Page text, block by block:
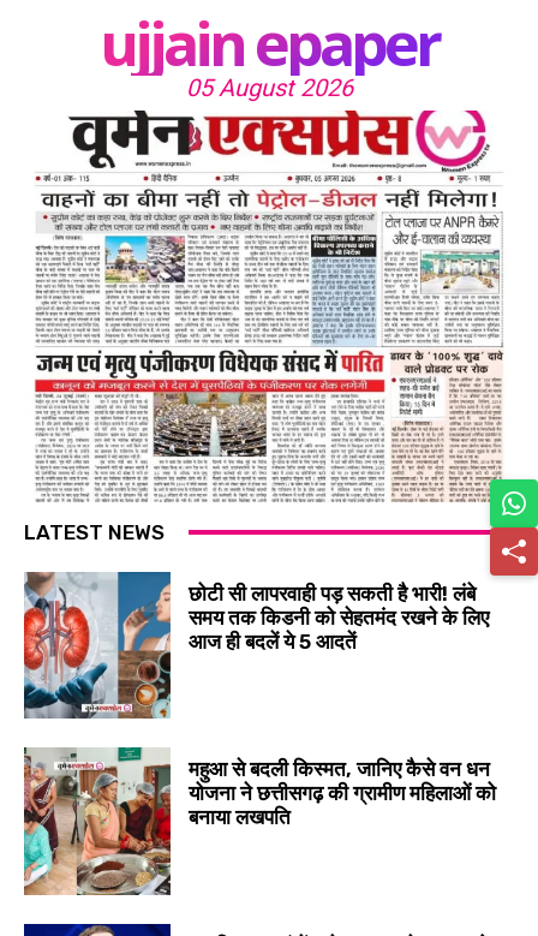
ujjain epaper
05 August 2026
LATEST NEWS
छोटी सी लापरवाही पड़ सकती है भारी! लंबे
समय तक किडनी को सेहतमंद रखने के लिए
आज ही बदलें ये 5 आदतें
महुआ से बदली किस्मत, जानिए कैसे वन धन
योजना ने छत्तीसगढ़ की ग्रामीण महिलाओं को
बनाया लखपति